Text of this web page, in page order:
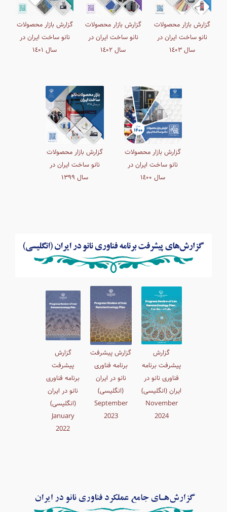
گزارش بازار محصولات
نانو ساخت ایران در
سال ١٤٠٣
گزارش بازار محصولات
نانو ساخت ایران در
سال ۱٤٠۲
گزارش بازار محصولات
نانو ساخت ایران در
سال ۱٤٠۱
گزارش بازار محصولات
نانو ساخت ایران در
سال ۱٤٠٠
گزارش بازار محصولات
نانو ساخت ایران در
سال ١٣٩٩
گزارش
پیشرفت برنامه
فناوری نانو در
ایران (انگلیسی)
November
2024
گزارش پیشرفت
برنامه فناوری
نانو در ایران
(انگلیسی)
September
2023
گزارش
پیشرفت
برنامه فناوری
نانو در ایران
(انگلیسی)
January
2022